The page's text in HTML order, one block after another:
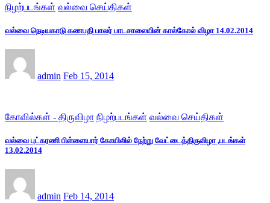
நிழற்படங்கள் வல்வை செய்திகள்
வல்வை நெடியகாடு கணபதி பாலர் பாடசாலையின் கால்கோல் விழா 14.02.2014
admin Feb 15, 2014
கோவில்கள் - திருவிழா நிழற்படங்கள் வல்வை செய்திகள்
வல்வை புட்கரணி பிள்ளையார் கோயிலில் நேற்று வேட்டைத்திருவிழா ,படங்கள்
13.02.2014
admin Feb 14, 2014